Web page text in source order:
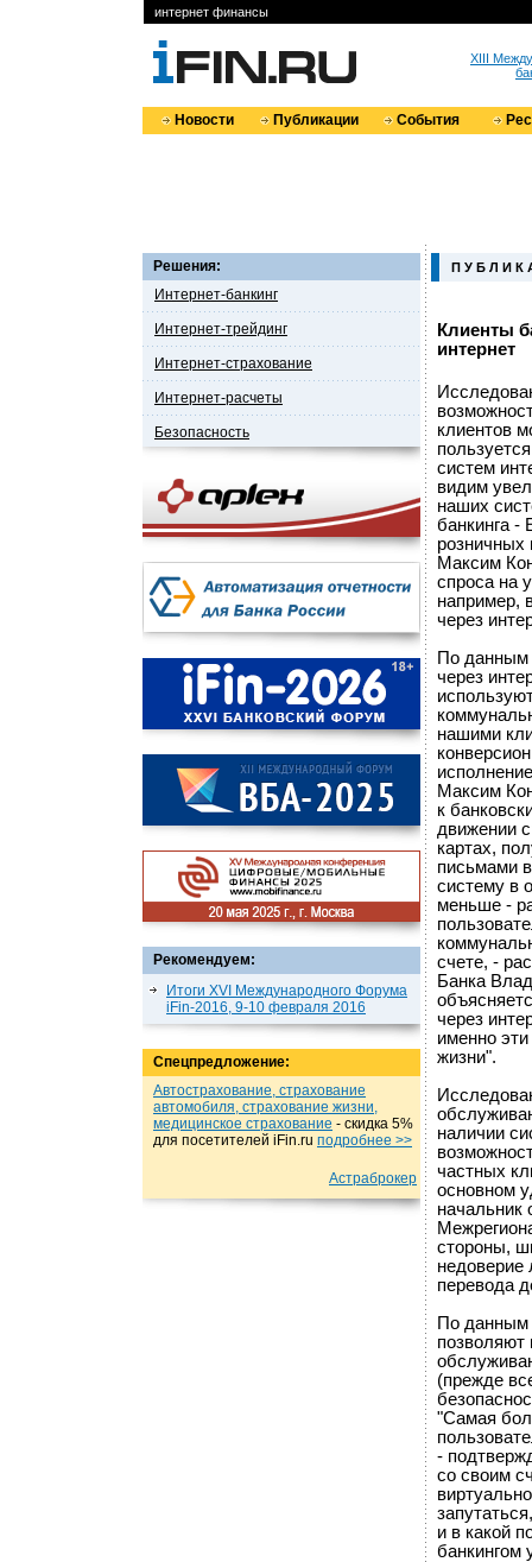
интернет финансы
XIII
Новости Публикации События
Решения:
Интернет-банкинг
Интернет-трейдинг
Интернет-страхование
Интернет-расчеты
Безопасность
Рекомендуем:
Итоги XVI Международного Форума
iFin-2016, 9-10 февраля 2016
Спецпредложение:
Автострахование, страхование
автомобиля, страхование жизни,
медицинское страхование - cкидка 5%
для посетителей iFin.ru подробнеe >>
Астраброкер
П У Б Л И К
Клиенты
интернет
клиентов
систем
видим
наших
банкинга -
Максим
спроса на
например,
через
По данным
через
нашими
Максим
к
движении
картах,
письмами
систему в
меньше -
счете, -
Банка
через
именно
жизни".
наличии
частных
основном
начальник
стороны,
недоверие
перевода
По данным
позволяют
(прежде
"Самая
-
со своим
и в какой
банкингом